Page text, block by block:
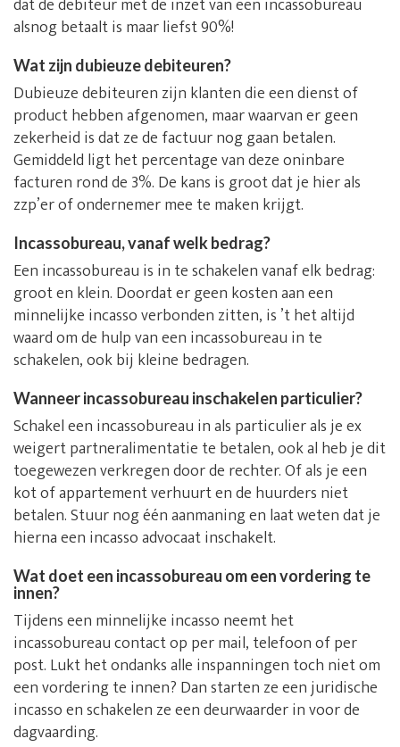
alsnog betaalt is maar liefst 90%!
Wat zijn dubieuze debiteuren?
Dubieuze debiteuren zijn klanten die een dienst of
product hebben afgenomen, maar waarvan er geen
zekerheid is dat ze de factuur nog gaan betalen.
Gemiddeld ligt het percentage van deze oninbare
facturen rond de 3%. De kans is groot dat je hier als
zzp’er of ondernemer mee te maken krijgt.
Incassobureau, vanaf welk bedrag?
Een incassobureau is in te schakelen vanaf elk bedrag:
groot en klein. Doordat er geen kosten aan een
minnelijke incasso verbonden zitten, is ’t het altijd
waard om de hulp van een incassobureau in te
schakelen, ook bij kleine bedragen.
Wanneer incassobureau inschakelen particulier?
Schakel een incassobureau in als particulier als je ex
weigert partneralimentatie te betalen, ook al heb je dit
toegewezen verkregen door de rechter. Of als je een
kot of appartement verhuurt en de huurders niet
betalen. Stuur nog één aanmaning en laat weten dat je
hierna een incasso advocaat inschakelt.
Wat doet een incassobureau om een vordering te
innen?
Tijdens een minnelijke incasso neemt het
incassobureau contact op per mail, telefoon of per
post. Lukt het ondanks alle inspanningen toch niet om
een vordering te innen? Dan starten ze een juridische
incasso en schakelen ze een deurwaarder in voor de
dagvaarding.